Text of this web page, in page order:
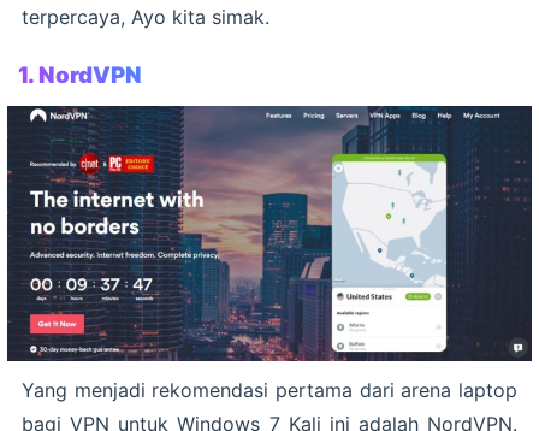
terpercaya, Ayo kita simak.
1. NordVPN
Yang menjadi rekomendasi pertama dari arena laptop
bagi VPN untuk Windows 7 Kali ini adalah NordVPN.